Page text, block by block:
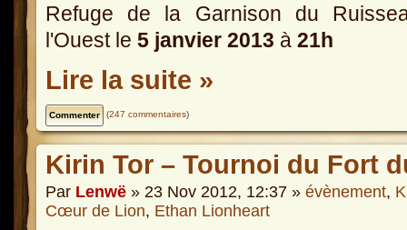
Refuge de la Garnison du
l'Ouest le 5 janvier 2013 à 21h
Lire la suite »
(247 commentaires)
Kirin Tor – Tournoi du Fort
Par Lenwë » 23 Nov 2012, 12:37 » évènement,
Cœur de Lion, Ethan Lionheart